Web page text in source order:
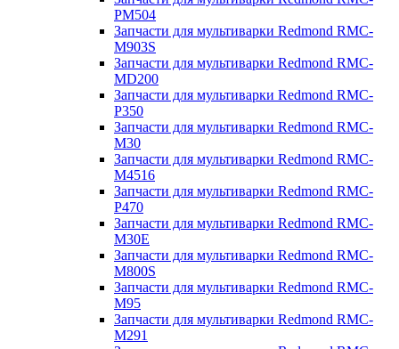
PM504
Запчасти для мультиварки Redmond RMC-
M903S
Запчасти для мультиварки Redmond RMC-
MD200
Запчасти для мультиварки Redmond RMC-
P350
Запчасти для мультиварки Redmond RMC-
M30
Запчасти для мультиварки Redmond RMC-
M4516
Запчасти для мультиварки Redmond RMC-
P470
Запчасти для мультиварки Redmond RMC-
M30E
Запчасти для мультиварки Redmond RMC-
M800S
Запчасти для мультиварки Redmond RMC-
M95
Запчасти для мультиварки Redmond RMC-
M291